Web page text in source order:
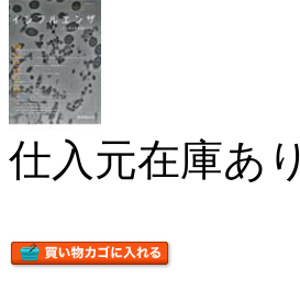
仕入元在庫あり